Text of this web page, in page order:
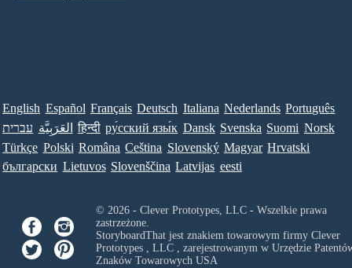
English Español Français Deutsch Italiana Nederlands Português
עברית العَرَبِيَّة हिन्दी ру́сский язы́к Dansk Svenska Suomi Norsk
Türkçe Polski Româna Ceština Slovenský Magyar Hrvatski
български Lietuvos Slovenščina Latvijas eesti
© 2026 - Clever Prototypes, LLC - Wszelkie prawa
zastrzeżone.
StoryboardThat jest znakiem towarowym firmy Clever
Prototypes , LLC, zarejestrowanym w Urzędzie
Znaków Towarowych USA